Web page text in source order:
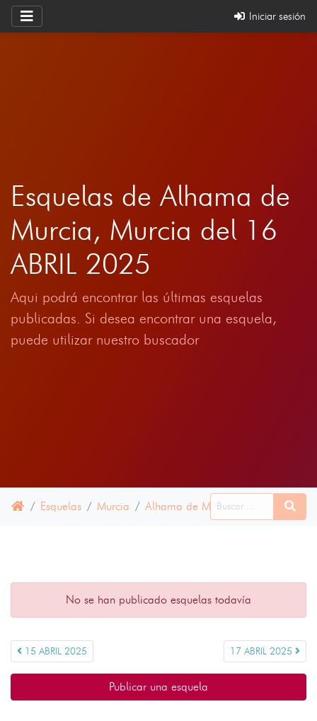
Iniciar sesión
Esquelas de Alhama de
Murcia, Murcia del 16
ABRIL 2025
Aqui podrá encontrar las últimas esquelas
publicadas. Si desea encontrar una esquela,
puede utilizar nuestro buscador
Esquelas Murcia Alhama de Murcia 16 ABRIL
No se han publicado esquelas todavía
15 ABRIL 2025 17 ABRIL 2025
Publicar una esquela